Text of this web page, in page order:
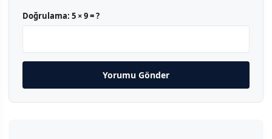
Doğrulama: 5 × 9 = ?
Yorumu Gönder